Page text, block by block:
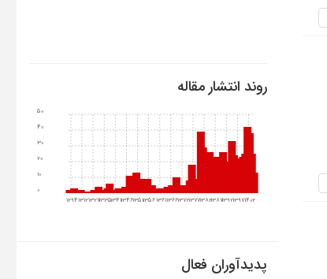
روند انتشار مقاله
12941312132713351341134613511356136113661372137713821387139213971402
0
10
20
30
40
50
پدیدآوران فعال